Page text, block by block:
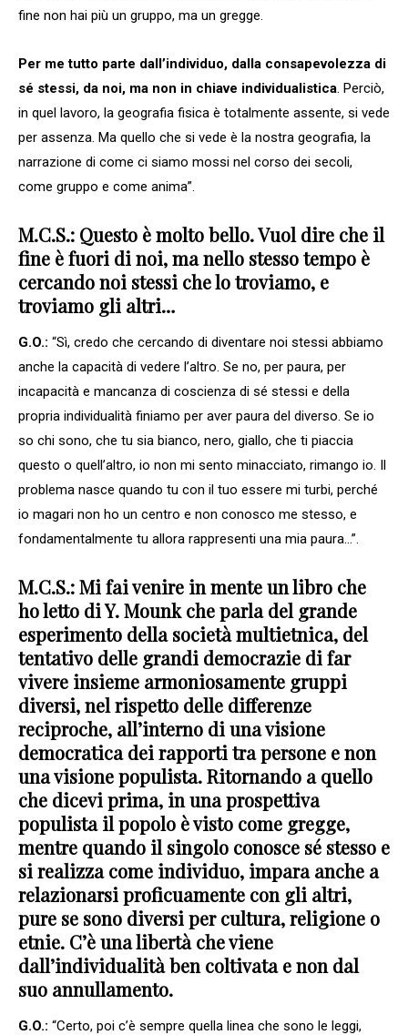
fine non hai più un gruppo, ma un gregge.
Per me tutto parte dall’individuo, dalla consapevolezza di
sé stessi, da noi, ma non in chiave individualistica. Perciò,
in quel lavoro, la geografia fisica è totalmente assente, si vede
per assenza. Ma quello che si vede è la nostra geografia, la
narrazione di come ci siamo mossi nel corso dei secoli,
come gruppo e come anima”.
M.C.S.: Questo è molto bello. Vuol dire che il
fine è fuori di noi, ma nello stesso tempo è
cercando noi stessi che lo troviamo, e
troviamo gli altri…
G.O.: “Sì, credo che cercando di diventare noi stessi abbiamo
anche la capacità di vedere l’altro. Se no, per paura, per
incapacità e mancanza di coscienza di sé stessi e della
propria individualità finiamo per aver paura del diverso. Se io
so chi sono, che tu sia bianco, nero, giallo, che ti piaccia
questo o quell’altro, io non mi sento minacciato, rimango io. Il
problema nasce quando tu con il tuo essere mi turbi, perché
io magari non ho un centro e non conosco me stesso, e
fondamentalmente tu allora rappresenti una mia paura…”.
M.C.S.: Mi fai venire in mente un libro che
ho letto di Y. Mounk che parla del grande
esperimento della società multietnica, del
tentativo delle grandi democrazie di far
vivere insieme armoniosamente gruppi
diversi, nel rispetto delle differenze
reciproche, all’interno di una visione
democratica dei rapporti tra persone e non
una visione populista. Ritornando a quello
che dicevi prima, in una prospettiva
populista il popolo è visto come gregge,
mentre quando il singolo conosce sé stesso e
si realizza come individuo, impara anche a
relazionarsi proficuamente con gli altri,
pure se sono diversi per cultura, religione o
etnie. C’è una libertà che viene
dall’individualità ben coltivata e non dal
suo annullamento.
G.O.: “Certo, poi c’è sempre quella linea che sono le leggi,